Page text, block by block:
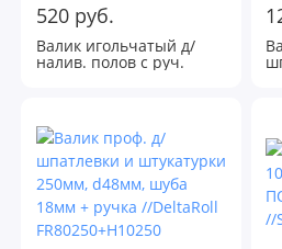
520 руб.
Валик игольчатый д/
налив. полов с руч.